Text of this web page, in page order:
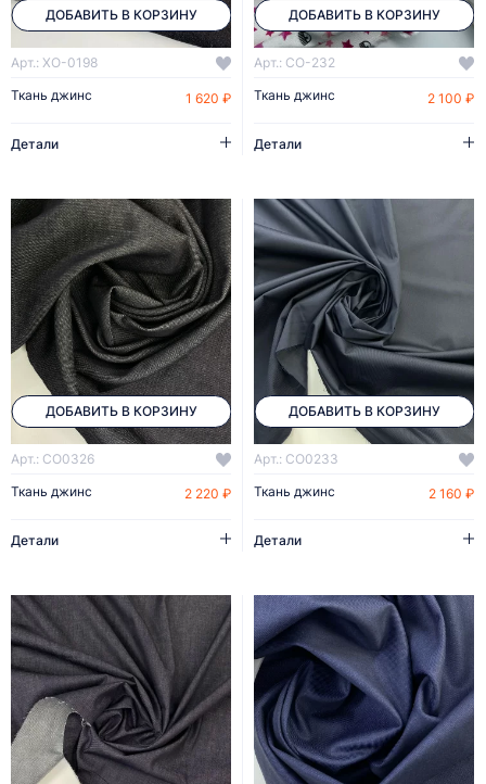
ДОБАВИТЬ В КОРЗИНУ
Арт.: XO-0198
Ткань джинс
1 620 ₽
Детали
ДОБАВИТЬ В КОРЗИНУ
Арт.: CO-232
Ткань джинс
2 100 ₽
Детали
ДОБАВИТЬ В КОРЗИНУ
Арт.: CO0326
Ткань джинс
2 220 ₽
Детали
ДОБАВИТЬ В КОРЗИНУ
Арт.: CO0233
Ткань джинс
2 160 ₽
Детали